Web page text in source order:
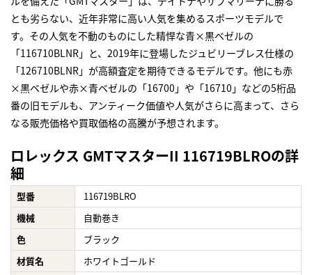
とも劣らない、近年非常に高い人気を集めるスポーツモデルで
す。その人気を不動のものにした精悍な青×黒ベゼルの
「116710BLNR」と、2019年に登場したジュビリーブレス仕様の
「126710BLNR」が高額査定を期待できるモデルです。他にも赤
×黒ベゼルや赤×青ベゼルの「16700」や「16710」などの5桁品
番の旧モデルも、アンティーク価値や人気がさらに高まって、さら
なる販売価格や買取価格の高騰が予想されます。
ロレックス GMTマスターII 116719BLROの詳
細
型番
116719BLRO
機械
自動巻き
色
ブラック
材質名
ホワイトゴールド